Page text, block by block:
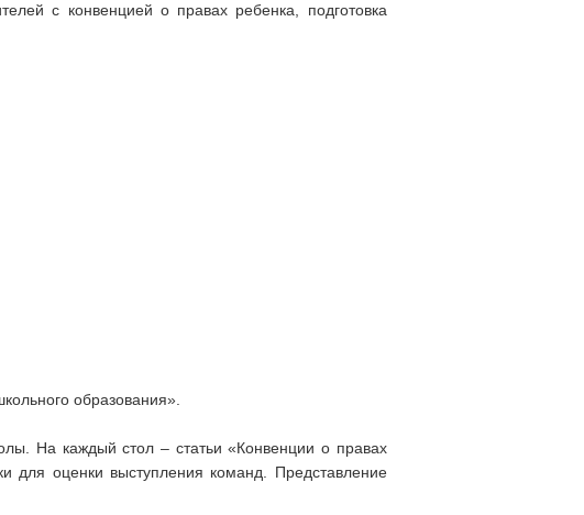
с конвенцией о правах ребенка, подготовка
образования».
На каждый стол – статьи «Конвенции о правах
для оценки выступления команд. Представление